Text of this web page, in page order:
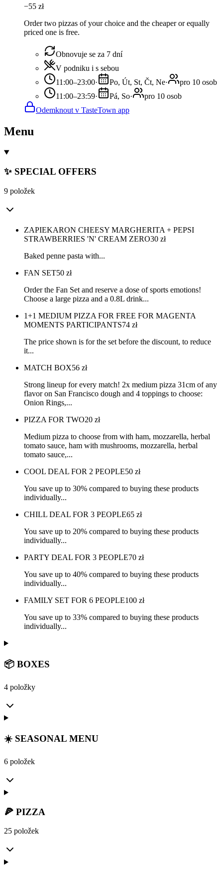
−55 zł
Order two pizzas of your choice and the cheaper or equally
priced one is free.
Obnovuje se za 7 dní
V podniku i s sebou
11:00–23:00· Po, Út, St, Čt, Ne·
pro 10 osob
11:00–23:59· Pá, So·
pro 10 osob
Odemknout v TasteTown app
Menu
✨ SPECIAL OFFERS
9 položek
ZAPIEKARON CHEESY MARGHERITA + PEPSI
STRAWBERRIES 'N' CREAM ZERO30 zł
Baked penne pasta with...
FAN SET50 zł
Order the Fan Set and reserve a dose of sports emotions!
Choose a large pizza and a 0.8L drink...
1+1 MEDIUM PIZZA FOR FREE FOR MAGENTA
MOMENTS PARTICIPANTS74 zł
The price shown is for the set before the discount, to reduce
it...
MATCH BOX56 zł
Strong lineup for every match! 2x medium pizza 31cm of any
flavor on San Francisco dough and 4 toppings to choose:
Onion Rings,...
PIZZA FOR TWO20 zł
Medium pizza to choose from with ham, mozzarella, herbal
tomato sauce, ham with mushrooms, mozzarella, herbal
tomato sauce,...
COOL DEAL FOR 2 PEOPLE50 zł
You save up to 30% compared to buying these products
individually...
CHILL DEAL FOR 3 PEOPLE65 zł
You save up to 20% compared to buying these products
individually...
PARTY DEAL FOR 3 PEOPLE70 zł
You save up to 40% compared to buying these products
individually...
FAMILY SET FOR 6 PEOPLE100 zł
You save up to 33% compared to buying these products
individually...
📦 BOXES
4 položky
☀️ SEASONAL MENU
6 položek
🍕 PIZZA
25 položek